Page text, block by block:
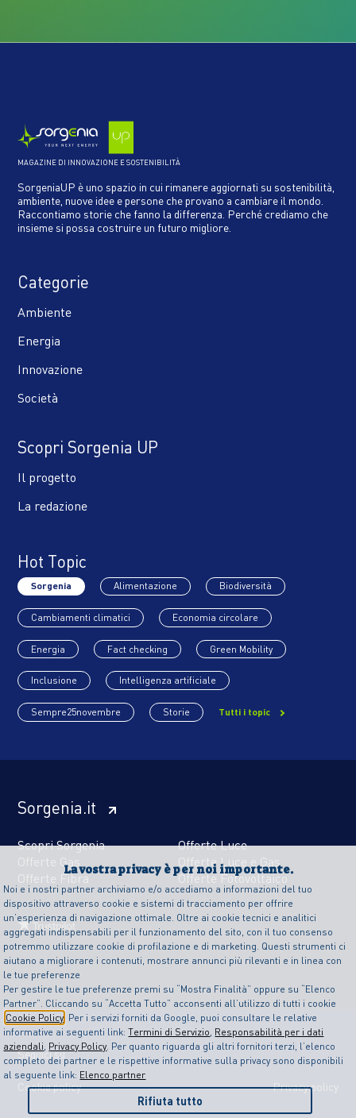
La vostra privacy è per noi importante.
Noi e i nostri partner archiviamo e/o accediamo a informazioni del tuo
dispositivo attraverso cookie e sistemi di tracciamento per offrire
un’esperienza di navigazione ottimale. Oltre ai cookie tecnici e analitici
aggregati indispensabili per il funzionamento del sito, con il tuo consenso
potremmo utilizzare cookie di profilazione e di marketing. Questi strumenti ci
aiutano a migliorare i contenuti, mostrare annunci più rilevanti e in linea con
le tue preferenze
Per gestire le tue preferenze premi su “Mostra Finalità” oppure su “Elenco
Partner”. Cliccando su “Accetta Tutto” acconsenti all’utilizzo di tutti i cookie
Cookie Policy . Per i servizi forniti da Google, puoi consultare le relative
informative ai seguenti link:Termini di Servizio, Responsabilità per i dati
aziendali, Privacy Policy. Per quanto riguarda gli altri fornitori terzi, l’elenco
completo dei partner e le rispettive informative sulla privacy sono disponibili
al seguente link: Elenco partner
Rifiuta tutto
MAGAZINE DI INNOVAZIONE E SOSTENIBILITÀ
SorgeniaUP è uno spazio in cui rimanere aggiornati su sostenibilità,
ambiente, nuove idee e persone che provano a cambiare il mondo.
Raccontiamo storie che fanno la differenza. Perché crediamo che
insieme si possa costruire un futuro migliore.
Categorie
Ambiente
Energia
Innovazione
Società
Scopri Sorgenia UP
Il progetto
La redazione
Hot Topic
Sorgenia Alimentazione Biodiversità
Cambiamenti climatici Economia circolare
Energia Fact checking Green Mobility
Inclusione Intelligenza artificiale
Sempre25novembre Storie Tutti i topic
Sorgenia.it
Scopri Sorgenia
Offerte Luce
Offerte Gas
Offerte Luce e Gas
Offerte Fibra
Offerte Fotovoltaico
Seguici su
Cookie policy Privacy policy